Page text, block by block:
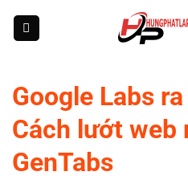
Google Labs
Cách lướt web
GenTabs